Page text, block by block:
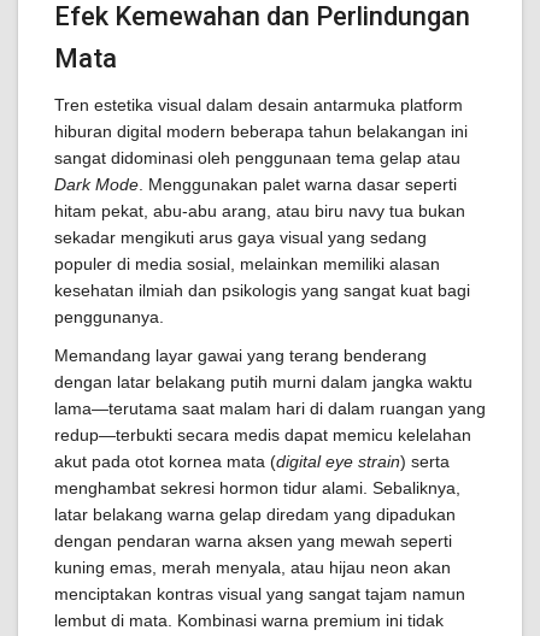
Efek Kemewahan dan Perlindungan
Mata
Tren estetika visual dalam desain antarmuka platform
hiburan digital modern beberapa tahun belakangan ini
sangat didominasi oleh penggunaan tema gelap atau
Dark Mode . Menggunakan palet warna dasar seperti
hitam pekat, abu-abu arang, atau biru navy tua bukan
sekadar mengikuti arus gaya visual yang sedang
populer di media sosial, melainkan memiliki alasan
kesehatan ilmiah dan psikologis yang sangat kuat bagi
penggunanya.
Memandang layar gawai yang terang benderang
dengan latar belakang putih murni dalam jangka waktu
lama—terutama saat malam hari di dalam ruangan yang
redup—terbukti secara medis dapat memicu kelelahan
akut pada otot kornea mata (digital eye strain) serta
menghambat sekresi hormon tidur alami. Sebaliknya,
latar belakang warna gelap diredam yang dipadukan
dengan pendaran warna aksen yang mewah seperti
kuning emas, merah menyala, atau hijau neon akan
menciptakan kontras visual yang sangat tajam namun
lembut di mata. Kombinasi warna premium ini tidak